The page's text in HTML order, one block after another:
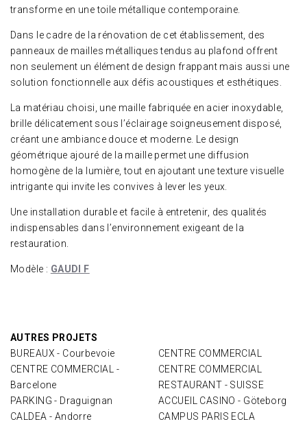
transforme en une toile métallique contemporaine.
Dans le cadre de la rénovation de cet établissement, des
panneaux de mailles métalliques tendus au plafond offrent
non seulement un élément de design frappant mais aussi une
solution fonctionnelle aux défis acoustiques et esthétiques.
La matériau choisi, une maille fabriquée en acier inoxydable,
brille délicatement sous l’éclairage soigneusement disposé,
créant une ambiance douce et moderne. Le design
géométrique ajouré de la maille permet une diffusion
homogène de la lumière, tout en ajoutant une texture visuelle
intrigante qui invite les convives à lever les yeux.
Une installation durable et facile à entretenir, des qualités
indispensables dans l’environnement exigeant de la
restauration.
Modèle : GAUDI F
AUTRES PROJETS
BUREAUX - Courbevoie
CENTRE COMMERCIAL -
Barcelone
PARKING - Draguignan
CALDEA - Andorre
CENTRE COMMERCIAL
CENTRE COMMERCIAL
RESTAURANT - SUISSE
ACCUEIL CASINO - Göteborg
CAMPUS PARIS ECLA